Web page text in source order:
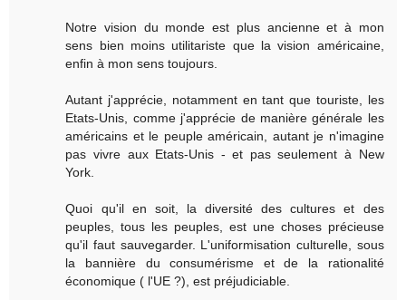
Notre vision du monde est plus ancienne et à mon
sens bien moins utilitariste que la vision américaine,
enfin à mon sens toujours.
Autant j'apprécie, notamment en tant que touriste, les
Etats-Unis, comme j'apprécie de manière générale les
américains et le peuple américain, autant je n'imagine
pas vivre aux Etats-Unis - et pas seulement à New
York.
Quoi qu'il en soit, la diversité des cultures et des
peuples, tous les peuples, est une choses précieuse
qu'il faut sauvegarder. L'uniformisation culturelle, sous
la bannière du consumérisme et de la rationalité
économique ( l'UE ?), est préjudiciable.